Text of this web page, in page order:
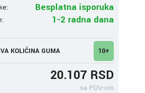
Besplatna isporuka
1-2 radna dana
KOLIČINA GUMA 10+
20.107 RSD
sa PDV-om